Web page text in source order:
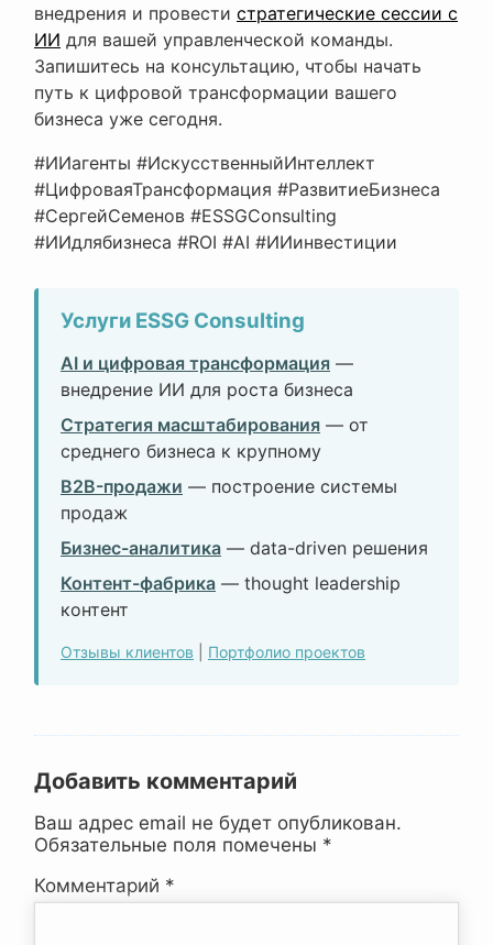
внедрения и провести стратегические сессии с
ИИ для вашей управленческой команды.
Запишитесь на консультацию, чтобы начать
путь к цифровой трансформации вашего
бизнеса уже сегодня.
#ИИагенты #ИскусственныйИнтеллект
#ЦифроваяТрансформация #РазвитиеБизнеса
#СергейСеменов #ESSGConsulting
#ИИдлябизнеса #ROI #AI #ИИинвестиции
Услуги ESSG Consulting
AI и цифровая трансформация —
внедрение ИИ для роста бизнеса
Стратегия масштабирования — от
среднего бизнеса к крупному
B2B-продажи — построение системы
продаж
Бизнес-аналитика — data-driven решения
Контент-фабрика — thought leadership
контент
Отзывы клиентов Портфолио проектов
Добавить комментарий
Ваш адрес email не будет опубликован.
Обязательные поля помечены *
Комментарий *